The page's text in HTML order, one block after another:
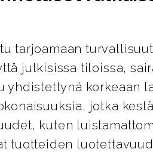
tarjoamaan
julkisissa tiloissa,
yhdistettynä korkeaan
jotka
kuten
tuotteiden